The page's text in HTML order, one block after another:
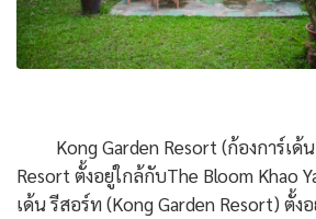
Kong Garden Resort (ก้องการ์เด้น
Resort ตั้งอยู่ใกล้กับThe Bloom Khao
เด้น รีสอร์ท (Kong Garden Resort) ตั้ง